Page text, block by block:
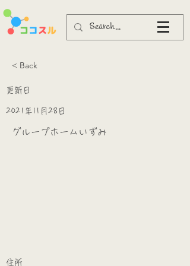
< Back
更新日
2021年11月28日
グループホームいずみ
​ ​住所